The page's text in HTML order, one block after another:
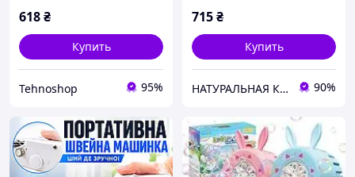
618₴
Купить
Tehnoshop 95%
715₴
Купить
НАТУРАЛЬНАЯ КОСМЕТИКА ☘️DMS-COSMETICS COMPANY☘️ 90%